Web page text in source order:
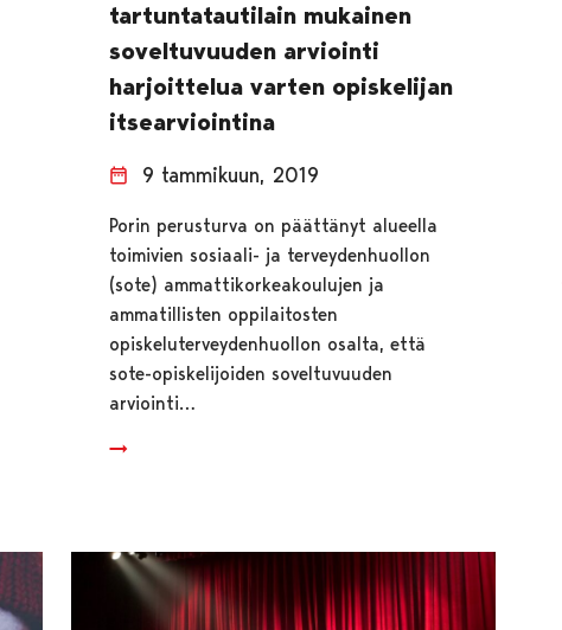
tartuntatautilain mukainen
soveltuvuuden arviointi
harjoittelua varten opiskelijan
itsearviointina
9 tammikuun, 2019
Porin perusturva on päättänyt alueella
toimivien sosiaali- ja terveydenhuollon
(sote) ammattikorkeakoulujen ja
ammatillisten oppilaitosten
opiskeluterveydenhuollon osalta, että
sote-opiskelijoiden soveltuvuuden
arviointi…